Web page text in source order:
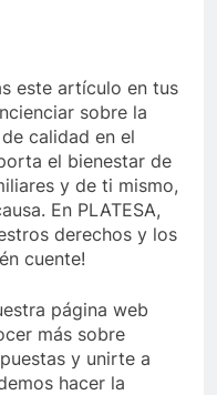
este artículo en tus
sobre la
calidad en el
el bienestar de
y de ti mismo,
En PLATESA,
derechos y los
cuente!
página web
más sobre
y unirte a
hacer la